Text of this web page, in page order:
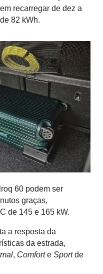
recarregar de dez a
82 kWh.
60 podem ser
graças,
de 145 e 165 kW.
a resposta da
da estrada,
, Comforte Sportde